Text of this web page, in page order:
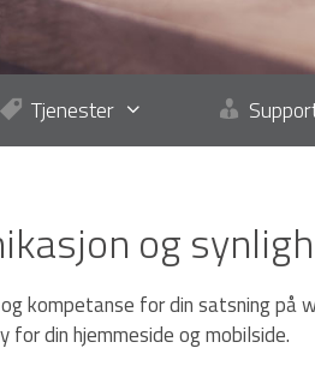
Tjenester
og
kompetanse for din satsning på
for din hjemmeside og mobilside.